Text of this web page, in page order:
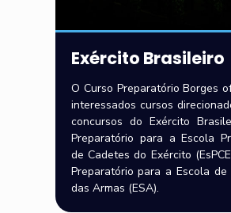
Exército Brasileiro
O Curso Preparatório Borges
interessados cursos
concursos do Exército
Preparatório para a Escola
de Cadetes do Exército
Preparatório para a Escola de
das Armas (ESA).